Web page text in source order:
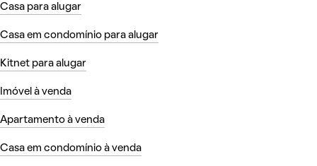
Casa para alugar
Casa em condomínio para alugar
Kitnet para alugar
Imóvel à venda
Apartamento à venda
Casa em condomínio à venda